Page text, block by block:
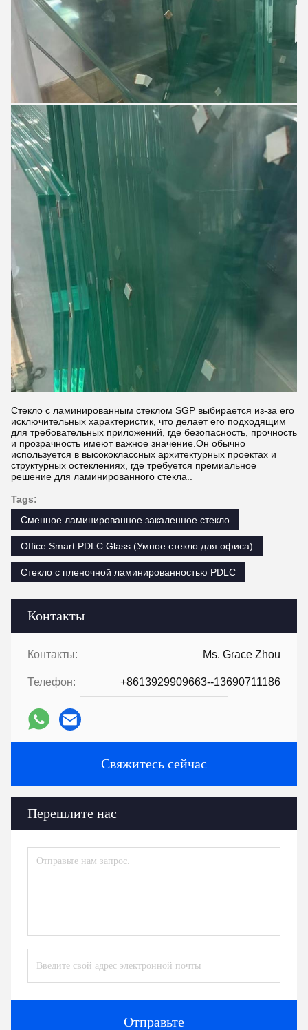
Контакты
Контакты: Ms. Grace Zhou
Телефон: +8613929909663--13690711186
Свяжитесь сейчас
Перешлите нас
Отправьте
Стекло с ламинированным стеклом SGP выбирается из-за его
исключительных характеристик, что делает его подходящим
для требовательных приложений, где безопасность, прочность
и прозрачность имеют важное значение.Он обычно
используется в высококлассных архитектурных проектах и
структурных остеклениях, где требуется премиальное
решение для ламинированного стекла..
Tags:
Сменное ламинированное закаленное стекло
Office Smart PDLC Glass (Умное стекло для офиса)
Стекло с пленочной ламинированностью PDLC